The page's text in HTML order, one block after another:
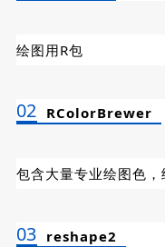
绘图用R包
02 RColorBrewer
包含大量专业绘图色
03 reshape2